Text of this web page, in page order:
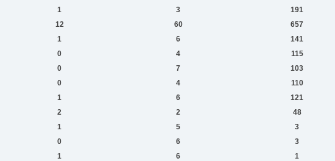
1 3
191
12 60
657
1 6
141
0 4
115
0 7
103
0 4
110
1 6
121
2 2
48
1 5
3
0 6
3
1 6
1